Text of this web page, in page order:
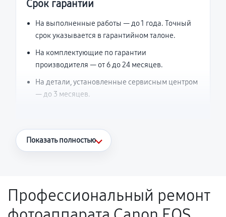
Срок гарантии
На выполненные работы — до 1 года. Точный
срок указывается в гарантийном талоне.
На комплектующие по гарантии
производителя — от 6 до 24 месяцев.
На детали, установленные сервисным центром
— до 3 месяцев.
Что считается гарантийным случаем
Поломка установленной детали при
нормальной эксплуатации в течение
Показать полностью
Профессиональный ремонт